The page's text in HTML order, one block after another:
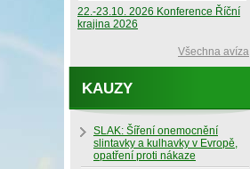
22.-23.10. 2026 Konference Říční
krajina 2026
Všechna avíza
KAUZY
SLAK: Šíření onemocnění
slintavky a kulhavky v Evropě,
opatření proti nákaze